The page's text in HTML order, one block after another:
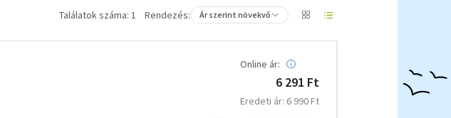
Találatok száma: 1 Rendezés: Ár szerint növekvő
Online ár:
6 291 Ft
Eredeti ár: 6 990 Ft